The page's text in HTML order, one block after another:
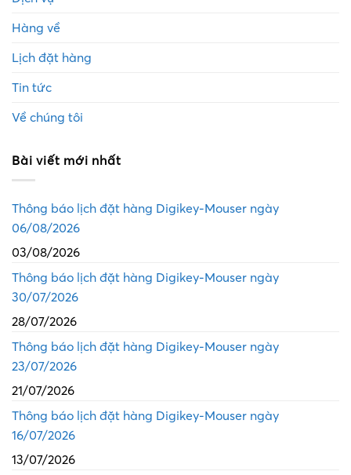
Hàng về
Lịch đặt hàng
Tin tức
Về chúng tôi
Bài viết mới nhất
Thông báo lịch đặt hàng Digikey-Mouser ngày
06/08/2026
03/08/2026
Thông báo lịch đặt hàng Digikey-Mouser ngày
30/07/2026
28/07/2026
Thông báo lịch đặt hàng Digikey-Mouser ngày
23/07/2026
21/07/2026
Thông báo lịch đặt hàng Digikey-Mouser ngày
16/07/2026
13/07/2026